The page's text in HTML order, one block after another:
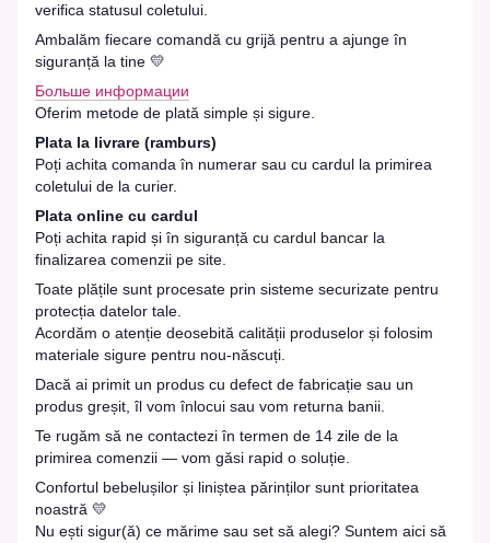
verifica statusul coletului.
Ambalăm fiecare comandă cu grijă pentru a ajunge în
siguranță la tine 💛
Больше информации
Oferim metode de plată simple și sigure.
Plata la livrare (ramburs)
Poți achita comanda în numerar sau cu cardul la primirea
coletului de la curier.
Plata online cu cardul
Poți achita rapid și în siguranță cu cardul bancar la
finalizarea comenzii pe site.
Toate plățile sunt procesate prin sisteme securizate pentru
protecția datelor tale.
Acordăm o atenție deosebită calității produselor și folosim
materiale sigure pentru nou-născuți.
Dacă ai primit un produs cu defect de fabricație sau un
produs greșit, îl vom înlocui sau vom returna banii.
Te rugăm să ne contactezi în termen de 14 zile de la
primirea comenzii — vom găsi rapid o soluție.
Confortul bebelușilor și liniștea părinților sunt prioritatea
noastră 💛
Nu ești sigur(ă) ce mărime sau set să alegi? Suntem aici să